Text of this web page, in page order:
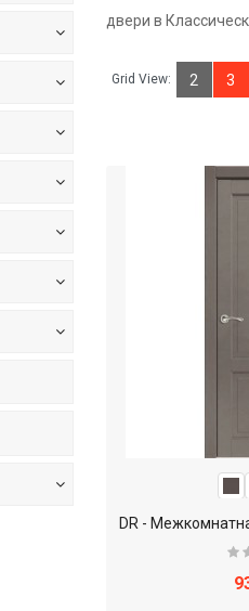
двери в
Grid View: 2 3